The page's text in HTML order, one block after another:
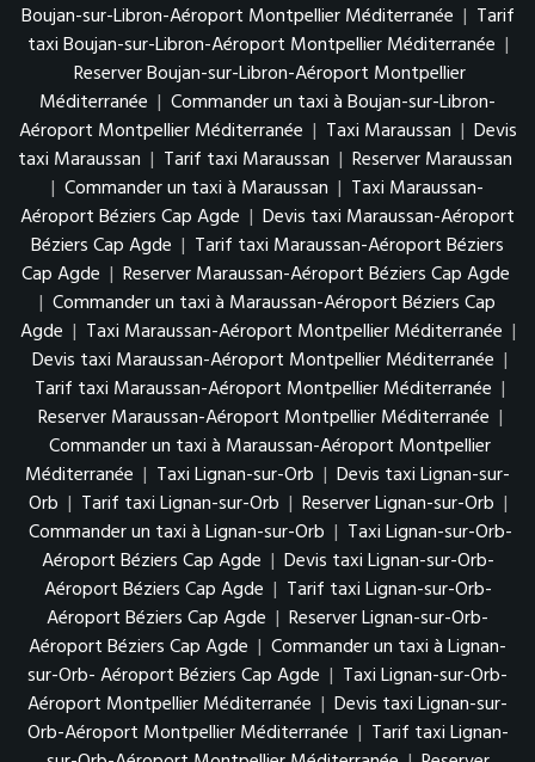
Boujan-sur-Libron-Aéroport Montpellier Méditerranée | Tarif
taxi Boujan-sur-Libron-Aéroport Montpellier Méditerranée |
Reserver Boujan-sur-Libron-Aéroport Montpellier
Méditerranée | Commander un taxi à Boujan-sur-Libron-
Aéroport Montpellier Méditerranée | Taxi Maraussan | Devis
taxi Maraussan | Tarif taxi Maraussan | Reserver Maraussan
| Commander un taxi à Maraussan | Taxi Maraussan-
Aéroport Béziers Cap Agde | Devis taxi Maraussan-Aéroport
Béziers Cap Agde | Tarif taxi Maraussan-Aéroport Béziers
Cap Agde | Reserver Maraussan-Aéroport Béziers Cap Agde
| Commander un taxi à Maraussan-Aéroport Béziers Cap
Agde | Taxi Maraussan-Aéroport Montpellier Méditerranée |
Devis taxi Maraussan-Aéroport Montpellier Méditerranée |
Tarif taxi Maraussan-Aéroport Montpellier Méditerranée |
Reserver Maraussan-Aéroport Montpellier Méditerranée |
Commander un taxi à Maraussan-Aéroport Montpellier
Méditerranée | Taxi Lignan-sur-Orb | Devis taxi Lignan-sur-
Orb | Tarif taxi Lignan-sur-Orb | Reserver Lignan-sur-Orb |
Commander un taxi à Lignan-sur-Orb | Taxi Lignan-sur-Orb-
Aéroport Béziers Cap Agde | Devis taxi Lignan-sur-Orb-
Aéroport Béziers Cap Agde | Tarif taxi Lignan-sur-Orb-
Aéroport Béziers Cap Agde | Reserver Lignan-sur-Orb-
Aéroport Béziers Cap Agde | Commander un taxi à Lignan-
sur-Orb- Aéroport Béziers Cap Agde | Taxi Lignan-sur-Orb-
Aéroport Montpellier Méditerranée | Devis taxi Lignan-sur-
Orb-Aéroport Montpellier Méditerranée | Tarif taxi Lignan-